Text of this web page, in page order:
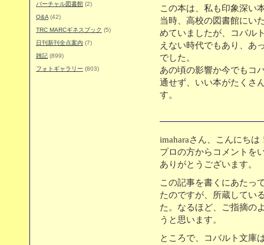
バーチャル図書館 (2)
Q&A (42)
TRC MARCギネスブック (5)
日刊新刊全点案内 (7)
雑記 (899)
フォトギャラリー (803)
この本は、私も印象深い
当時、高校の図書館にい
めていましたが、コバル
えない時代でもあり、あ
でした。
あの頃の影響か今でもコ
通せず、いい本がたくさ
す。
imaharaさん、こんにちは
プロの方からコメントを
ありがとうございます。
この記事を書くにあたっ
たのですが、所蔵してい
た。なるほど、ご指摘の
うと思います。
ところで、コバルト文庫